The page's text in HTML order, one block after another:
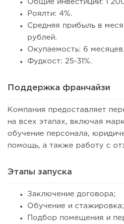
Общие инвестиции: 1
Роялти: 4%.
Средняя прибыль в
рублей.
Окупаемость: 6
Фудкост: 25-31%.
Поддержка франчайзи
Компания предоставляет
на всех этапах, включая
обучение персонала,
помощь, а также работу с
Этапы запуска
Заключение договора;
Обучение и
Подбор помещения и